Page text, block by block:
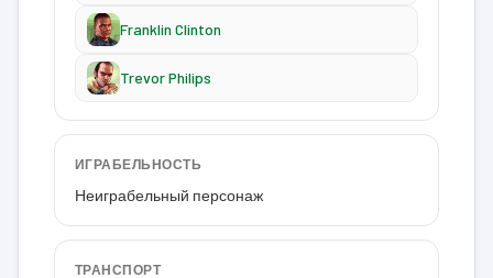
Franklin Clinton
Trevor Philips
ИГРАБЕЛЬНОСТЬ
Неиграбельный персонаж
ТРАНСПОРТ